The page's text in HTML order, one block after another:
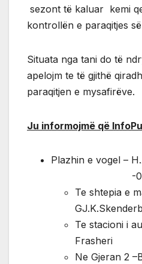
sezont të kaluar kemi
kontrollën e paraqitjes
Situata nga tani do të
apelojm te të gjithë
paraqitjen e mysafirëve.
Ju informojmë që
Plazhin e vogel –
-067-
Te shtepia e
Te stacioni i
Frasheri -
Ne Gjeran 2